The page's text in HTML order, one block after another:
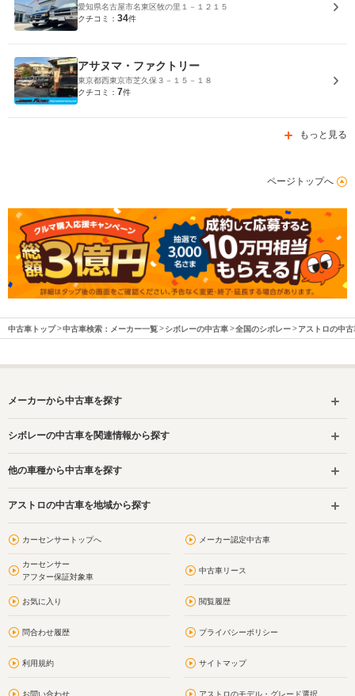
愛知県名古屋市名東区牧の里１－１２１５
クチコミ： 34件
アサヌマ・ファクトリー
東京都西東京市芝久保３－１５－１８
クチコミ： 7件
もっと見る
ページトップへ
中古車トップ 中古車検索：メーカー一覧 シボレーの中古車 全国のシボレー アストロの中古
メーカーから中古車を探す
シボレーの中古車を関連情報から探す
他の車種から中古車を探す
アストロの中古車を地域から探す
カーセンサートップへ メーカー認定中古車
カーセンサー
アフター保証対象車
中古車リース
お気に入り 閲覧履歴
問合わせ履歴 プライバシーポリシー
利用規約 サイトマップ
お問い合わせ アストロのモデル・グレード選択